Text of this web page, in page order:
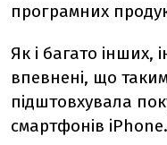
програмних
Як і багато інших,
впевнені, що
підштовхувала
смартфонів iPhone.